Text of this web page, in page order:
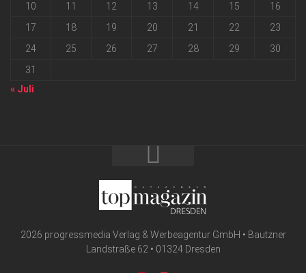
10
11 12 13 14 15
16
17
18 19 20 21 22
23
24
25 26 27 28 29
30
31
« Juli
2026 progressmedia Verlag & Werbeagentur GmbH • Bautzner
Landstraße 62 • 01324 Dresden